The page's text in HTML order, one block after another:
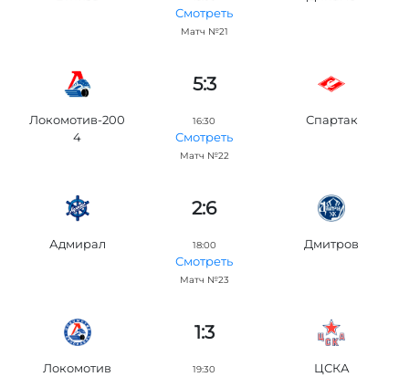
Смотреть
Матч №21
5:3
Локомотив-200
4
16:30
Смотреть
Матч №22
Спартак
2:6
Адмирал 18:00
Смотреть
Матч №23
Дмитров
1:3
Локомотив 19:30 ЦСКА